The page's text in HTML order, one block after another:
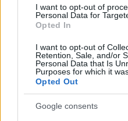
I want to opt-out of
Personal Data for
Opted In
I want to opt-out of
Retention, Sale, and/or
Personal Data that Is
Purposes for which it
Opted Out
Google consents
από χίλια ένα (1.001)
τέσσερα (4) ευρώ.
πλησιέστερο μεγαλύτερο
6. Πώς ενημερώνομαι για
σε κάθε κλήρωση;
ΔΗΜΟΣΙΩΝ ΚΛΗΡΩΣΕΩΝ)